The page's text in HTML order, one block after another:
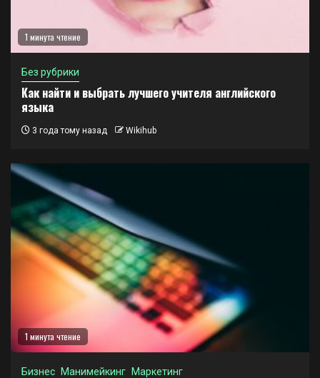
1 минута чтение
Без рубрики
Как найти и выбрать лучшего учителя английского
языка
3 года тому назад Wikihub
1 минута чтение
Бизнес Манимейкинг Маркетинг